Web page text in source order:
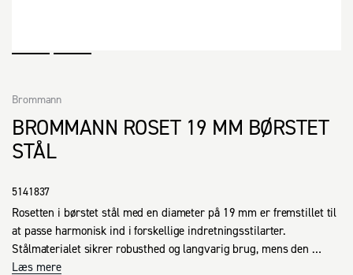
BROMMANN ROSET 19 MM BØRSTET
STÅL
Brommann
5141837
Rosetten i børstet stål med en diameter på 19 mm er fremstillet til
at passe harmonisk ind i forskellige indretningsstilarter.
Stålmaterialet sikrer robusthed og langvarig brug, mens den
børstede finish bidrager til et stilrent udseende. Produktet er
Læs mere